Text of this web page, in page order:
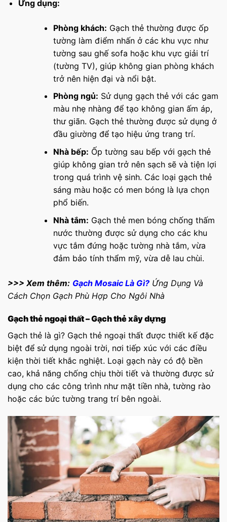
Ứng dụng:
Phòng khách: Gạch thẻ thường được ốp
tường làm điểm nhấn ở các khu vực như
tường sau ghế sofa hoặc khu vực giải trí
(tường TV), giúp không gian phòng khách
trở nên hiện đại và nổi bật.
Phòng ngủ: Sử dụng gạch thẻ với các gam
màu nhẹ nhàng để tạo không gian ấm áp,
thư giãn. Gạch thẻ thường được sử dụng ở
đầu giường để tạo hiệu ứng trang trí.
Nhà bếp: Ốp tường sau bếp với gạch thẻ
giúp không gian trở nên sạch sẽ và tiện lợi
trong quá trình vệ sinh. Các loại gạch thẻ
sáng màu hoặc có men bóng là lựa chọn
phổ biến.
Nhà tắm: Gạch thẻ men bóng chống thấm
nước thường được sử dụng cho các khu
vực tắm đứng hoặc tường nhà tắm, vừa
đảm bảo tính thẩm mỹ, vừa dễ lau chùi.
>>> Xem thêm: Gạch Mosaic Là Gì? Ứng Dụng Và
Cách Chọn Gạch Phù Hợp Cho Ngôi Nhà
Gạch thẻ ngoại thất – Gạch thẻ xây dựng
Gạch thẻ là gì? Gạch thẻ ngoại thất được thiết kế đặc
biệt để sử dụng ngoài trời, nơi tiếp xúc với các điều
kiện thời tiết khắc nghiệt. Loại gạch này có độ bền
cao, khả năng chống chịu thời tiết và thường được sử
dụng cho các công trình như mặt tiền nhà, tường rào
hoặc các bức tường trang trí bên ngoài.